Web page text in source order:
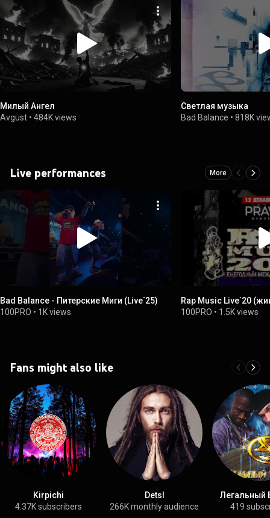
Милый Ангел
Avgust • 484K views
Светлая музыка
Bad Balance •818K
Live performances More
Bad Balance - Питерские Миги (Live`25)
100PRO • 1K views
Rap Music Live`20
100PRO • 1.5K views
Fans might also like
Kirpichi
4.37K subscribers
Detsl
266K monthly audience
Легальный
419